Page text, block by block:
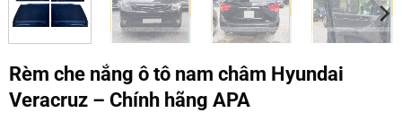
Rèm che nắng ô tô nam châm Hyundai
Veracruz – Chính hãng APA